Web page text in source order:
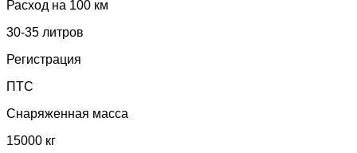
Расход на 100 км
30-35 литров
Регистрация
ПТС
Снаряженная масса
15000 кг